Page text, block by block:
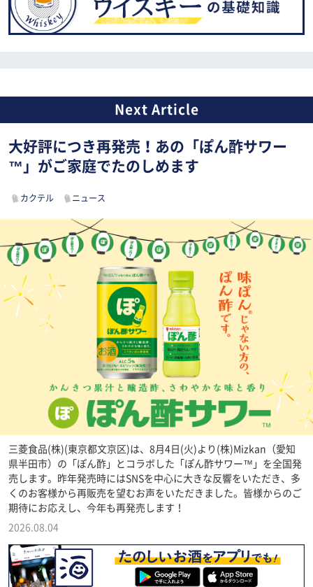
大好評につき再発売！あの「ぽん酢サワー
™」がご家庭でたのしめます
カクテル ニュース
三菱食品(株)(東京都文京区)は、8月4日(火)より(株)Mizkan（愛知
県半田市）の「ぽん酢」とコラボした「ぽん酢サワー™」を全国発
売します。昨年発売時にはSNSを中心に大きな反響をいただき、多
くのお客様から再販売を望むお声をいただきました。皆様からのご
期待にお応えし、今年も再発売します！
2026.08.04